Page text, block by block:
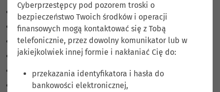
Ciemny kontrast
Jasny kontrast
Niskie nasycenie
Wysokie nasycenie
Zaznacz linki
Zaznacz nagłówki
Cyberprzestępcy pod pozorem troski o
bezpieczeństwo Twoich środków i operacji
finansowych mogą kontaktować się z Tobą
telefonicznie, przez dowolny komunikator lub w
jakiejkolwiek innej formie i nakłaniać Cię do:
przekazania identyfikatora i hasła do
bankowości elektronicznej,